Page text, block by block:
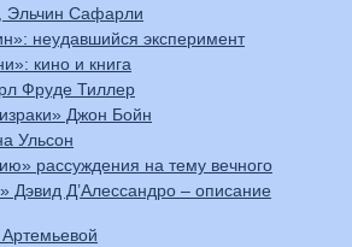
Эльчин Сафарли
неудавшийся эксперимент
кино и книга
Фруде Тиллер
Джон Бойн
Ульсон
рассуждения на тему вечного
Дэвид Д’Алессандро – описание